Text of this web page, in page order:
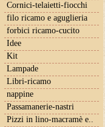
Cornici-telaietti-fiocchi
filo ricamo e aguglieria
forbici ricamo-cucito
Idee
Kit
Lampade
Libri-ricamo
nappine
Passamanerie-nastri
Pizzi in lino-macramè e..